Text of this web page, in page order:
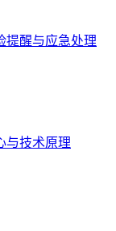
提醒与应急处理
与技术原理